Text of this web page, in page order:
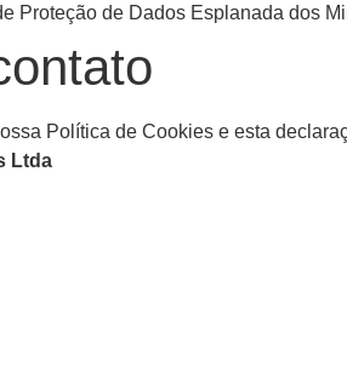
Proteção de Dados Esplanada dos
Política de Cookies e esta
Ltda